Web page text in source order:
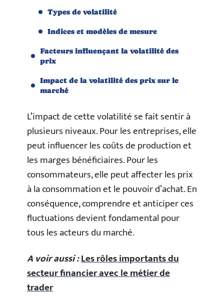
Types de volatilité
Indices et modèles de mesure
Facteurs influençant la volatilité des
prix
Impact de la volatilité des prix sur le
marché
L’impact de cette volatilité se fait sentir à
plusieurs niveaux. Pour les entreprises, elle
peut influencer les coûts de production et
les marges bénéficiaires. Pour les
consommateurs, elle peut affecter les prix
à la consommation et le pouvoir d’achat. En
conséquence, comprendre et anticiper ces
fluctuations devient fondamental pour
tous les acteurs du marché.
A voir aussi :Les rôles importants du
secteur financier avec le métier de
trader